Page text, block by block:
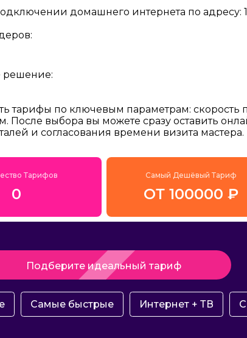
домашнего интернета по адресу:
решение:
тарифы по ключевым параметрам:
После выбора вы можете сразу оставить
и согласования времени визита мастера.
Тарифов
0
Самый Дешёвый Тариф
ОТ 100000 ₽
Подберите идеальный тариф
Самые быстрые Интернет + ТВ